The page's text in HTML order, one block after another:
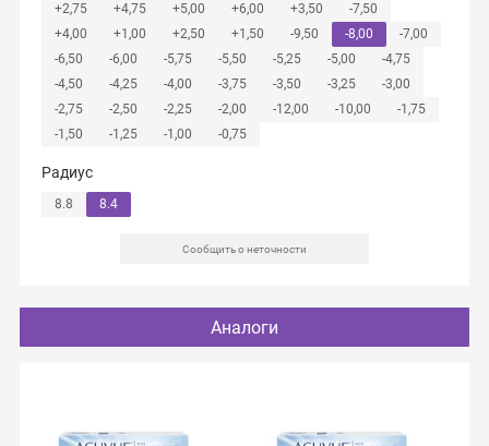
+2,75
+4,75 +5,00 +6,00 +3,50
-7,50
+4,00
+1,00 +2,50 +1,50 -9,50 -8,00
-7,00
-6,50
-6,00 -5,75 -5,50 -5,25 -5,00
-4,75
-4,50
-4,25 -4,00 -3,75 -3,50 -3,25
-3,00
-2,75
-2,50 -2,25 -2,00 -12,00 -10,00
-1,75
-1,50
-1,25 -1,00 -0,75
Радиус
8.8 8.4
Сообщить о неточности
Аналоги